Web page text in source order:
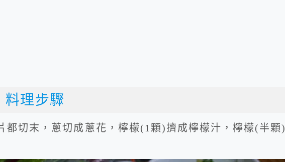
料理步驟
都切末，蔥切成蔥花，檸檬(1顆)擠成檸檬汁，檸檬(半顆)